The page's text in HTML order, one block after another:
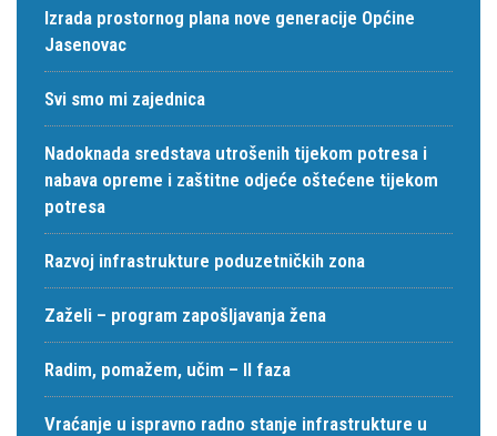
Izrada prostornog plana nove generacije Općine
Jasenovac
Svi smo mi zajednica
Nadoknada sredstava utrošenih tijekom potresa i
nabava opreme i zaštitne odjeće oštećene tijekom
potresa
Razvoj infrastrukture poduzetničkih zona
Zaželi – program zapošljavanja žena
Radim, pomažem, učim – II faza
Vraćanje u ispravno radno stanje infrastrukture u